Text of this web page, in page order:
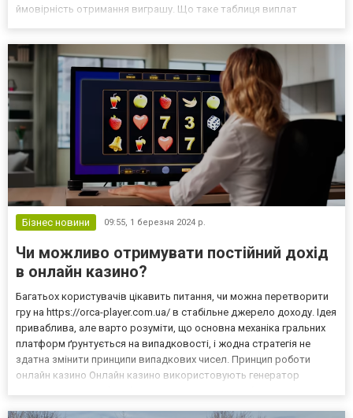
ймовірність отримання виграшу. Що таке таблиця виплат
Бізнес новини 09:55, 1 березня 2024 р.
Чи можливо отримувати постійний дохід
в онлайн казино?
Багатьох користувачів цікавить питання, чи можна перетворити
гру на https://orca-player.com.ua/ в стабільне джерело доходу. Ідея
приваблива, але варто розуміти, що основна механіка гральних
платформ ґрунтується на випадковості, і жодна стратегія не
здатна змінити принципи випадкових чисел. Принцип роботи
онлайн казино Онлайн казино використовують генератор